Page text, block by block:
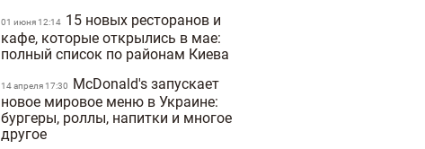
01 июня 12:14 15 новых ресторанов и
кафе, которые открылись в мае:
полный список по районам Киева
14 апреля 17:30
McDonald's запускает
новое мировое меню в Украине:
бургеры, роллы, напитки и многое
другое